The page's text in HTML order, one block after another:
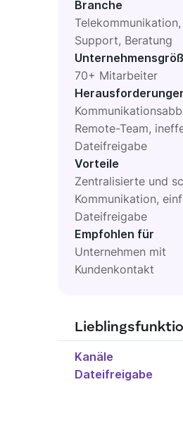
Alle Funktionen anzeigen
INTEGRATIONEN
Clockify
Plaky
Google Drive
All Integrationen anzeigen
MARKTPLATZ
Entdecke neue Apps, die
Roadmap
Updates und Releases
DIGITALES HQ
Verbinde dein Team, deine
Entdecke das digitale HQ
Weitere Geschichten
Branche
Support, Beratung
70+ Mitarbeiter
Remote-Team,
Dateifreigabe
Vorteile
Zentralisierte und
Kommunikation,
Dateifreigabe
Empfohlen für
Unternehmen mit
Kundenkontakt
Kanäle
Dateifreigabe